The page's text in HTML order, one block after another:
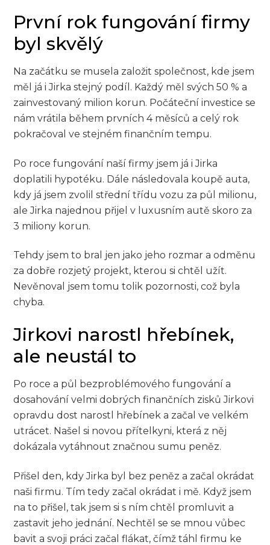
První rok fungování firmy
byl skvělý
Na začátku se musela založit společnost, kde jsem
měl já i Jirka stejný podíl. Každý měl svých 50 % a
zainvestovaný milion korun. Počáteční investice se
nám vrátila během prvních 4 měsíců a celý rok
pokračoval ve stejném finančním tempu.
Po roce fungování naší firmy jsem já i Jirka
doplatili hypotéku. Dále následovala koupě auta,
kdy já jsem zvolil střední třídu vozu za půl milionu,
ale Jirka najednou přijel v luxusním autě skoro za
3 miliony korun.
Tehdy jsem to bral jen jako jeho rozmar a odměnu
za dobře rozjetý projekt, kterou si chtěl užít.
Nevěnoval jsem tomu tolik pozornosti, což byla
chyba.
Jirkovi narostl hřebínek,
ale neustál to
Po roce a půl bezproblémového fungování a
dosahování velmi dobrých finančních zisků Jirkovi
opravdu dost narostl hřebínek a začal ve velkém
utrácet. Našel si novou přítelkyni, která z něj
dokázala vytáhnout značnou sumu peněz.
Přišel den, kdy Jirka byl bez peněz a začal okrádat
naši firmu. Tím tedy začal okrádat i mě. Když jsem
na to přišel, tak jsem si s ním chtěl promluvit a
zastavit jeho jednání. Nechtěl se se mnou vůbec
bavit a svoji práci začal flákat, čímž táhl firmu ke